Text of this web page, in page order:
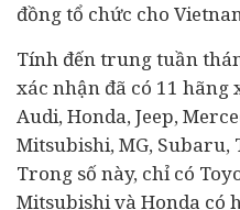
đồng tổ chức cho
Tính đến trung tuần
xác nhận đã có 11 hãng
Audi, Honda, Jeep,
Mitsubishi, MG, Subaru,
Trong số này, chỉ có
Mitsubishi và Honda có